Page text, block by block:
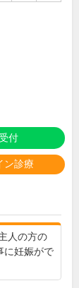
付
ン診療
人の方の
に妊娠がで